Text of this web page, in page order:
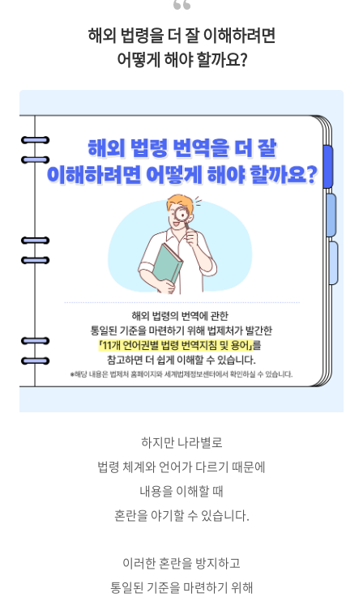
해외 법령을 더 잘 이해하려면
어떻게 해야 할까요?
하지만 나라별로
법령 체계와 언어가 다르기 때문에
내용을 이해할 때
혼란을 야기할 수 있습니다.
이러한 혼란을 방지하고
통일된 기준을 마련하기 위해